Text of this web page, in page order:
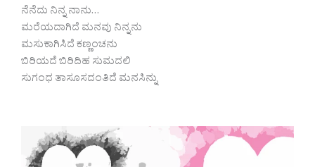
ನೆನೆದು ನಿನ್ನ ನಾನು…
ಮರೆಯದಾಗಿದೆ ಮನವು ನಿನ್ನನು
ಮಸುಕಾಗಿಸಿದೆ ಕಣ್ಣಂಚನು
ಬಿರಿಯದೆ ಬಿರಿದಿಹ ಸುಮದಲಿ
ಸುಗಂಧ ತಾಸೂಸದಂತಿದೆ ಮನಸಿನ್ನು